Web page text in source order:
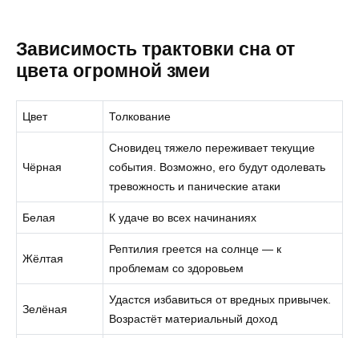
Зависимость трактовки сна от
цвета огромной змеи
Цвет Толкование
Чёрная
Сновидец тяжело переживает текущие
события. Возможно, его будут одолевать
тревожность и панические атаки
Белая К удаче во всех начинаниях
Жёлтая
Рептилия греется на солнце — к
проблемам со здоровьем
Зелёная
Удастся избавиться от вредных привычек.
Возрастёт материальный доход